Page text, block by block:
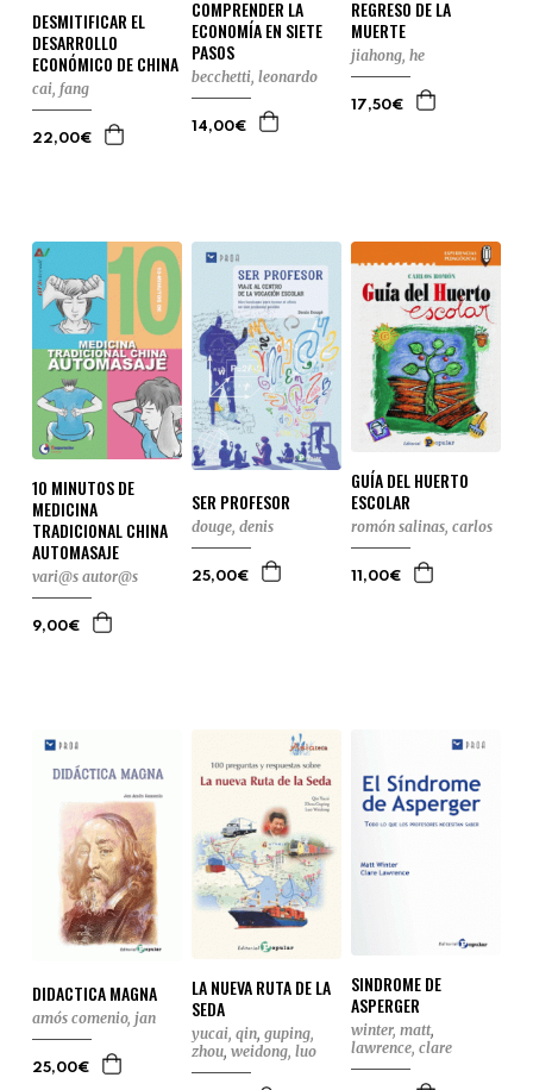
DESMITIFICAR EL
DESARROLLO
ECONÓMICO DE CHINA
cai, fang
22,00€
COMPRENDER LA
ECONOMÍA EN SIETE
PASOS
becchetti, leonardo
14,00€
REGRESO DE LA
MUERTE
jiahong, he
17,50€
10 MINUTOS DE
MEDICINA
TRADICIONAL CHINA
AUTOMASAJE
vari@s autor@s
9,00€
SER PROFESOR
douge, denis
25,00€
GUÍA DEL HUERTO
ESCOLAR
romón salinas, carlos
11,00€
DIDACTICA MAGNA
amós comenio, jan
25,00€
LA NUEVA RUTA DE LA
SEDA
yucai, qin, guping,
zhou, weidong, luo
SINDROME DE
ASPERGER
winter, matt,
lawrence, clare